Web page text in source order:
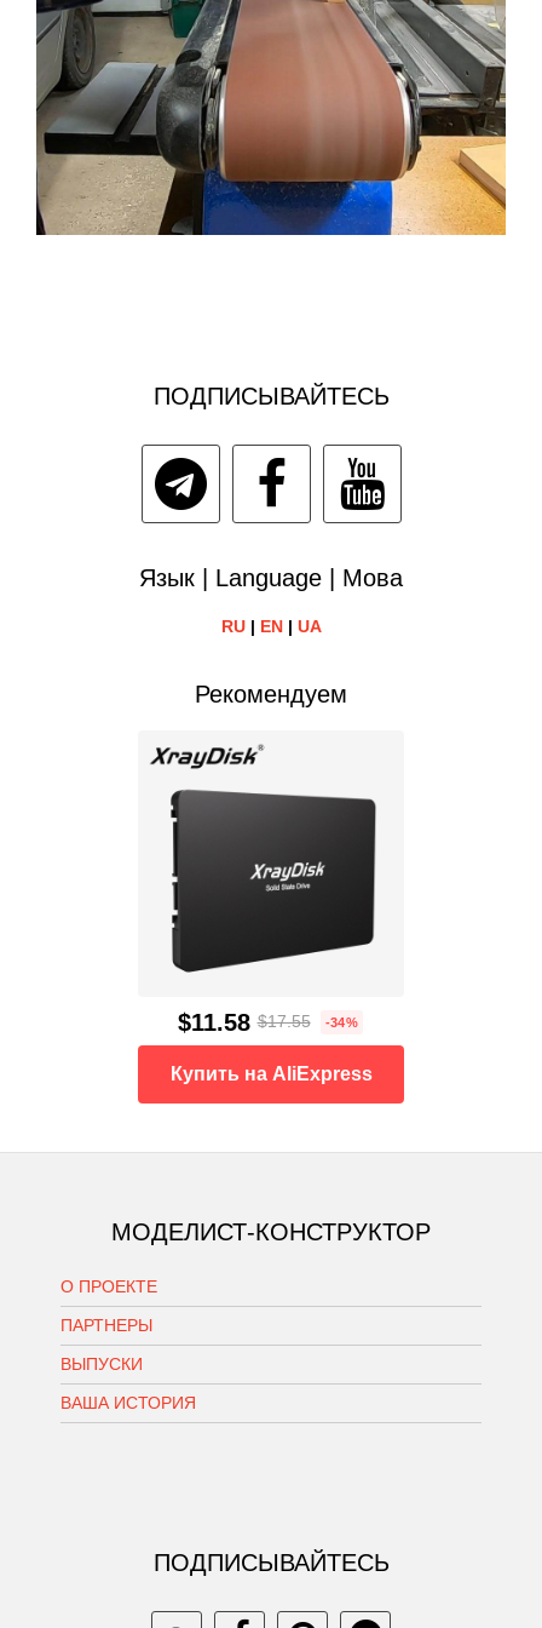
ПОДПИСЫВАЙТЕСЬ
Язык | Language | Мова
RU| EN| UA
Рекомендуем
$11.58 $17.55 -34%
Купить на AliExpress
МОДЕЛИСТ-КОНСТРУКТОР
О ПРОЕКТЕ
ПАРТНЕРЫ
ВЫПУСКИ
ВАША ИСТОРИЯ
ПОДПИСЫВАЙТЕСЬ